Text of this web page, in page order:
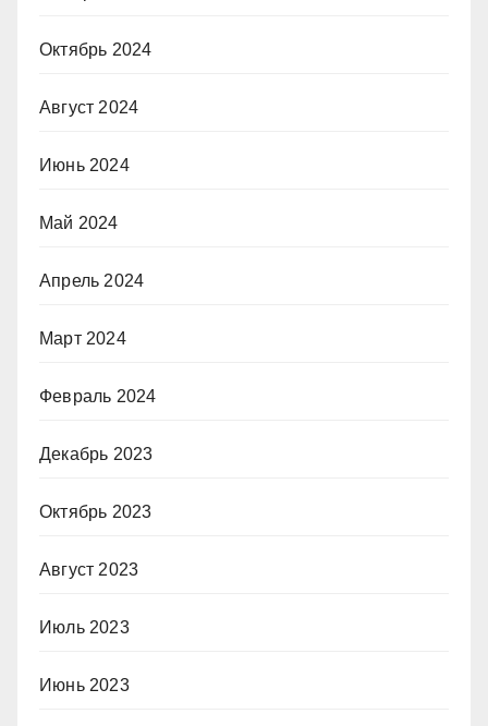
Октябрь 2024
Август 2024
Июнь 2024
Май 2024
Апрель 2024
Март 2024
Февраль 2024
Декабрь 2023
Октябрь 2023
Август 2023
Июль 2023
Июнь 2023